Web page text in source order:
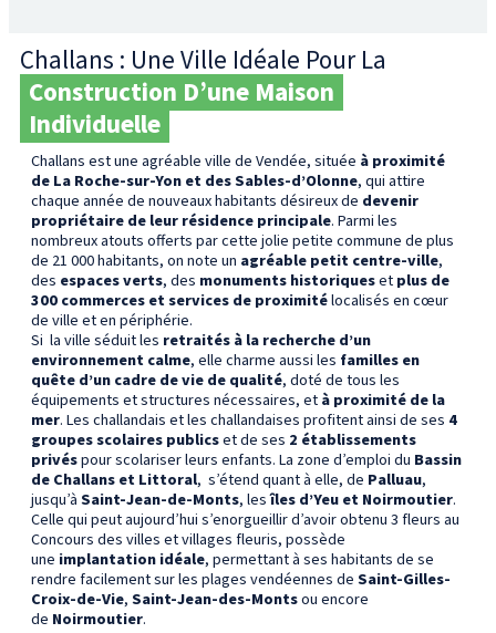
Challans : Une Ville Idéale Pour La
Construction D’une Maison
Individuelle
Challans est une agréable ville de Vendée, située à proximité
de La Roche-sur-Yon et des Sables-d’Olonne, qui attire
chaque année de nouveaux habitants désireux de devenir
propriétaire de leur résidence principale. Parmi les
nombreux atouts offerts par cette jolie petite commune de plus
de 21 000 habitants, on note un agréable petit centre-ville,
des espaces verts, des monuments historiquesetplus de
300 commerces et services de proximitélocalisés en cœur
de ville et en périphérie.
Si la ville séduit les retraités à la recherche d’un
environnement calme, elle charme aussi les familles en
quête d’un cadre de vie de qualité, doté de tous les
équipements et structures nécessaires, età proximité de la
mer. Les challandais et les challandaises profitent ainsi de ses 4
groupes scolaires publicset de ses 2 établissements
privéspour scolariser leurs enfants. La zone d’emploi du Bassin
de Challans et Littoral, s’étend quant à elle, de Palluau,
jusqu’àSaint-Jean-de-Monts, lesîles d’Yeu et Noirmoutier.
Celle qui peut aujourd’hui s’enorgueillir d’avoir obtenu 3 fleurs au
Concours des villes et villages fleuris, possède
une implantation idéale, permettant à ses habitants de se
rendre facilement sur les plages vendéennes deSaint-Gilles-
Croix-de-Vie,Saint-Jean-des-Montsou encore
de Noirmoutier.